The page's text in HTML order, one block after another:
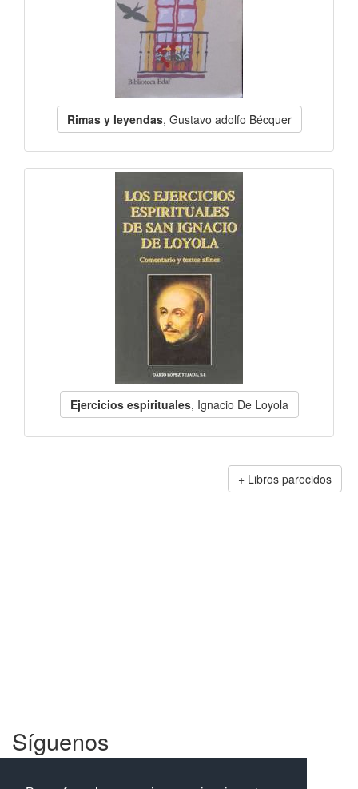
Rimas y leyendas, Gustavo adolfo Bécquer
Ejercicios espirituales, Ignacio De Loyola
Libros parecidos
Síguenos